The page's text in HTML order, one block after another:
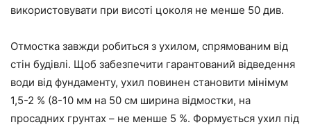
використовувати при висоті цоколя не менше 50 див.
Отмостка завжди робиться з ухилом, спрямованим від
стін будівлі. Щоб забезпечити гарантований відведення
води від фундаменту, ухил повинен становити мінімум
1,5-2 % (8-10 мм на 50 см ширина відмостки, на
просадних грунтах – не менше 5 %. Формується ухил під